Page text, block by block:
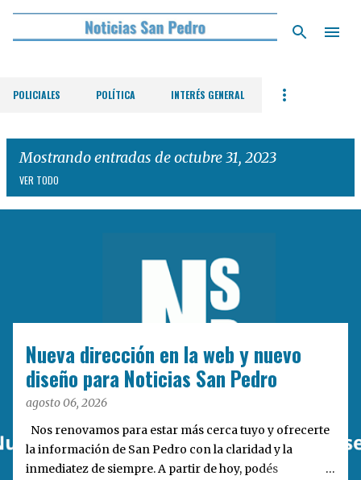
Ir al contenido principal
POLICIALES POLÍTICA INTERÉS GENERAL
Mostrando entradas de octubre 31, 2023
VER TODO
Nueva dirección en la web y nuevo
diseño para Noticias San Pedro
agosto 06, 2026
Nos renovamos para estar más cerca tuyo y ofrecerte
la información de San Pedro con la claridad y la
inmediatez de siempre. A partir de hoy, podés